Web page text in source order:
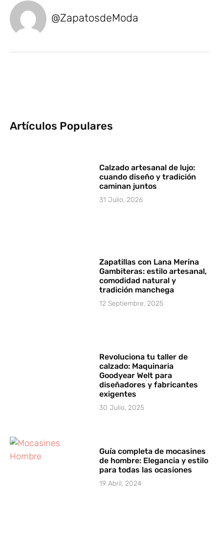
@ZapatosdeModa
Artículos Populares
Calzado artesanal de lujo:
cuando diseño y tradición
caminan juntos
31 Julio, 2026
Zapatillas con Lana Merina
Gambiteras: estilo artesanal,
comodidad natural y
tradición manchega
12 Septiembre, 2025
Revoluciona tu taller de
calzado: Maquinaria
Goodyear Welt para
diseñadores y fabricantes
exigentes
30 Julio, 2025
Guía completa de mocasines
de hombre: Elegancia y estilo
para todas las ocasiones
19 Abril, 2024